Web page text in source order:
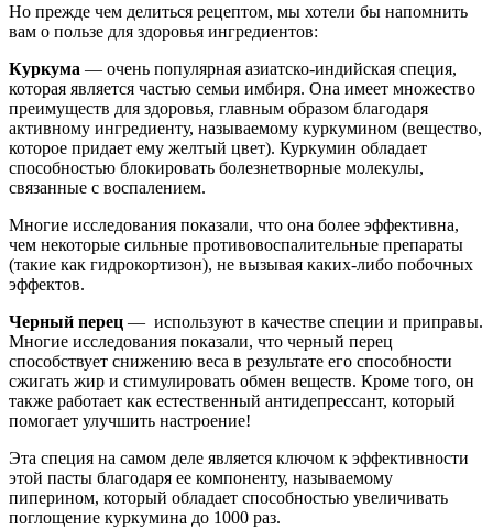
Но прежде чем делиться рецептом, мы хотели бы напомнить
вам о пользе для здоровья ингредиентов:
Куркума — очень популярная азиатско-индийская специя,
которая является частью семьи имбиря. Она имеет множество
преимуществ для здоровья, главным образом благодаря
активному ингредиенту, называемому куркумином (вещество,
которое придает ему желтый цвет). Куркумин обладает
способностью блокировать болезнетворные молекулы,
связанные с воспалением.
Многие исследования показали, что она более эффективна,
чем некоторые сильные противовоспалительные препараты
(такие как гидрокортизон), не вызывая каких-либо побочных
эффектов.
Черный перец — используют в качестве специи и приправы.
Многие исследования показали, что черный перец
способствует снижению веса в результате его способности
сжигать жир и стимулировать обмен веществ. Кроме того, он
также работает как естественный антидепрессант, который
помогает улучшить настроение!
Эта специя на самом деле является ключом к эффективности
этой пасты благодаря ее компоненту, называемому
пиперином, который обладает способностью увеличивать
поглощение куркумина до 1000 раз.